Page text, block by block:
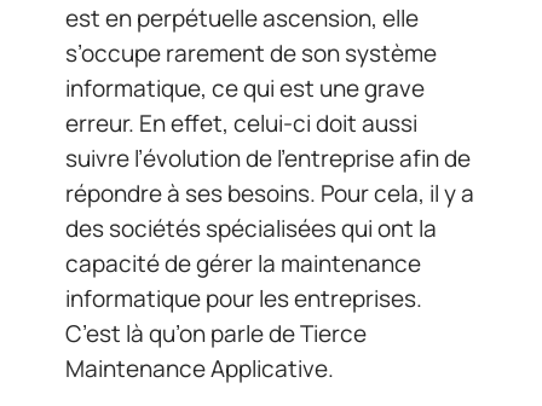
est en perpétuelle ascension, elle
s’occupe rarement de son système
informatique, ce qui est une grave
erreur. En effet, celui-ci doit aussi
suivre l’évolution de l’entreprise afin de
répondre à ses besoins. Pour cela, il y a
des sociétés spécialisées qui ont la
capacité de gérer la maintenance
informatique pour les entreprises.
C’est là qu’on parle de Tierce
Maintenance Applicative.